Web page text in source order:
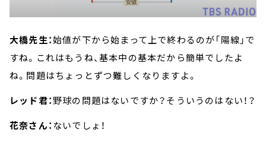
大橋先生：始値が下から始まって上で終わるのが「陽線」で
すね。これはもうね、基本中の基本だから簡単でしたよ
ね。問題はちょっとずつ難しくなりますよ。
レッド君：野球の問題はないですか？そういうのはない！？
花奈さん： ないでしょ！